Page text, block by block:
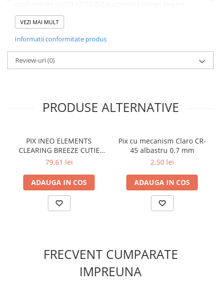
Tipizate
Notesuri adezive
Blocnotes-uri
Organizare si arhivare
Bibliorafturi
Dosare din carton
Dosare din plastic
Folii si mape de protectie
Mape din carton si plastic
Cutii si containere pentru arhivare
Agrafe, clipsuri, ace si piuneze
atemporal Aspect perlat, culoare la moda Clip flexibil si robust,
datorita mecanismului pe baza de arc Greutate echilibrata,
varf de scriere M Culoare corp: argintiu Ambalat in cutie eleganta
pentru cadou Dimensiuni cutie: 4.5 / 2.4 / 18.3 cm; 52 g
VEZI MAI MULT
Informatii conformitate produs
Review-uri(0)
PRODUSE ALTERNATIVE
PIX INEO ELEMENTS
CLEARING BREEZE CUTIE
CARTON
79,61 lei
ADAUGA IN COS
Pix cu mecanism Claro CR-
45 albastru 0.7 mm
2,50 lei
ADAUGA IN COS
FRECVENT CUMPARATE
IMPREUNA